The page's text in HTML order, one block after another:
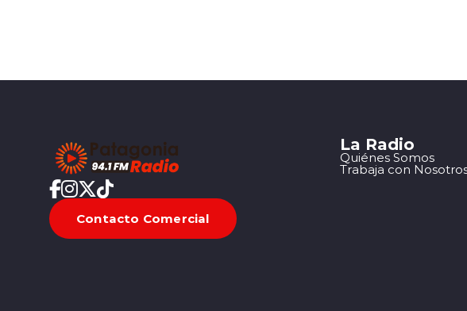
Contacto Comercial
La Radio
Quiénes Somos
Trabaja con